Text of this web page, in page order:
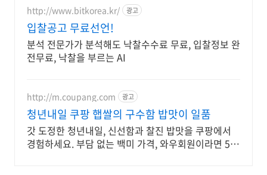
http://www.bitkorea.kr/ 광고
입찰공고 무료선언!
분석 전문가가 분석해도 낙찰수수료 무료, 입찰정보 완
전무료, 낙찰을 부르는 AI
http://m.coupang.com 광고
청년내일 쿠팡 햅쌀의 구수함 밥맛이 일품
갓 도정한 청년내일, 신선함과 찰진 밥맛을 쿠팡에서
경험하세요. 부담 없는 백미 가격, 와우회원이라면 5%